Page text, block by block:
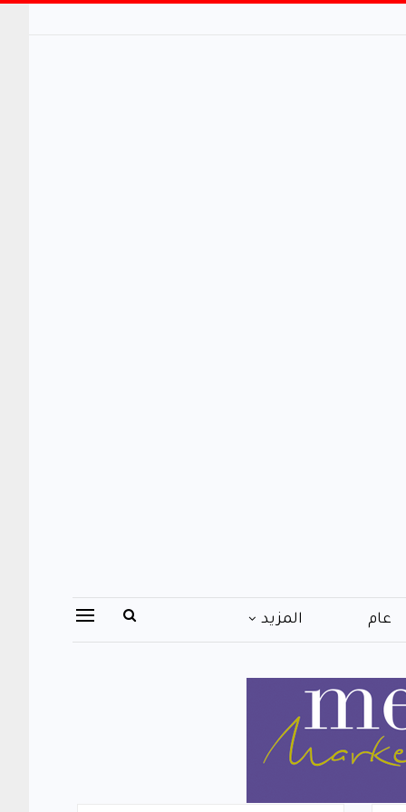
عام المزيد